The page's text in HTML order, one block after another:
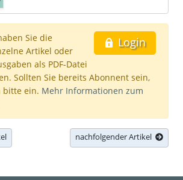
Login
Sie die
Artikel oder
als PDF-Datei
Sollten Sie bereits Abonnent sein,
bitte ein. Mehr Informationen zum
nachfolgender Artikel